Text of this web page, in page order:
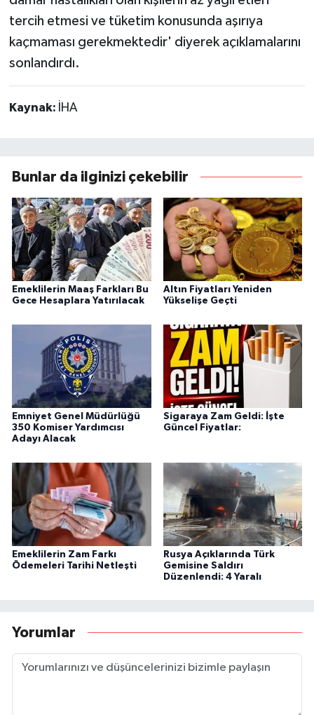
tercih etmesi ve tüketim konusunda aşırıya
kaçmaması gerekmektedir' diyerek açıklamalarını
sonlandırdı.
Kaynak: İHA
Bunlar da ilginizi çekebilir
Emeklilerin Maaş Farkları Bu
Gece Hesaplara Yatırılacak
Altın Fiyatları Yeniden
Yükselişe Geçti
Emniyet Genel Müdürlüğü
350 Komiser Yardımcısı
Adayı Alacak
Sigaraya Zam Geldi: İşte
Güncel Fiyatlar:
Emeklilerin Zam Farkı
Ödemeleri Tarihi Netleşti
Rusya Açıklarında Türk
Gemisine Saldırı
Düzenlendi: 4 Yaralı
Yorumlar